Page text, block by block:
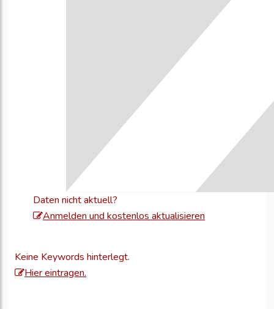
Daten nicht aktuell?
Anmelden und kostenlos aktualisieren
Keine Keywords hinterlegt.
Hier eintragen.